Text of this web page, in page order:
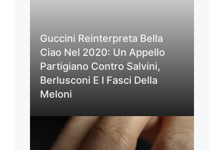
Guccini Reinterpreta Bella
Ciao Nel 2020: Un Appello
Partigiano Contro Salvini,
Berlusconi E I Fasci Della
Meloni